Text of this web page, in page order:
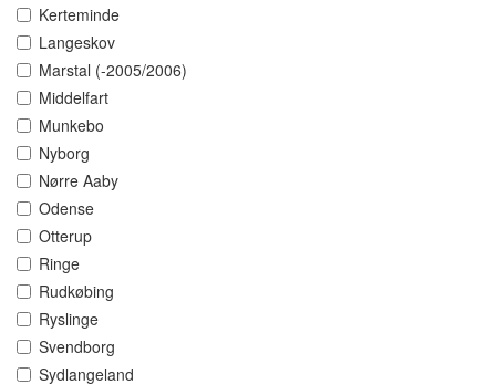
Kerteminde
Langeskov
Marstal (-2005/2006)
Middelfart
Munkebo
Nyborg
Nørre Aaby
Odense
Otterup
Ringe
Rudkøbing
Ryslinge
Svendborg
Sydlangeland